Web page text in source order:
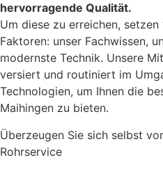
hervorragende Qualität.
Um diese zu erreichen,
Faktoren: unser Fachwissen,
modernste Technik. Unsere
versiert und routiniert im
Technologien, um Ihnen die
Maihingen zu bieten.
Überzeugen Sie sich selbst
Rohrservice